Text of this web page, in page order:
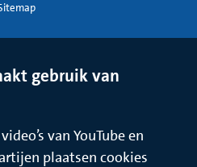
gebruik van
van YouTube en
plaatsen cookies